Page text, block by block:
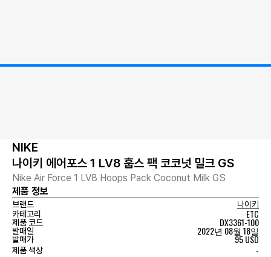
NIKE
나이키 에어포스 1 LV8 훕스 팩 코코넛 밀크 GS
Nike Air Force 1 LV8 Hoops Pack Coconut Milk GS
제품 정보
브랜드
나이키
카테고리
ETC
제품 코드 DX3361-100
발매일 2022년 08월 18일
발매가 95 USD
제품 색상 -